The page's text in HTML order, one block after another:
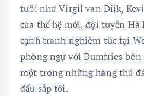
tuổi như Virgil van Dijk,
của thế hệ mới, đội tuyển Hà
cạnh tranh nghiêm túc tại
phòng ngự với Dumfries
một trong những hàng thủ
đấu sắp tới.